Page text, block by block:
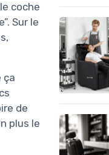
coche
Sur le
ça
de
plus le